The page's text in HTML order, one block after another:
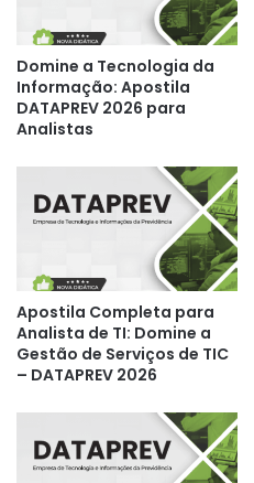
Domine a Tecnologia da
Informação: Apostila
DATAPREV 2026 para
Analistas
Apostila Completa para
Analista de TI: Domine a
Gestão de Serviços de TIC
– DATAPREV 2026